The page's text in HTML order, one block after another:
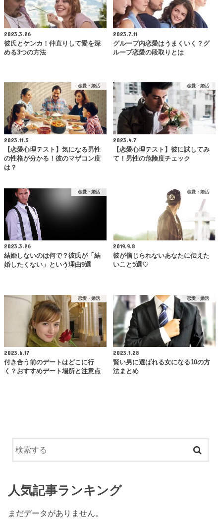
2023.3.26
彼氏とケンカ！仲直りして愛を深
める3つの方法
2023.7.11
グループ内恋愛はうまくいく？グ
ループ恋愛の段取りとは
恋愛・婚活
2023.11.5
【恋愛心理テスト】気になる男性
の性格が分かる！彼のマザコン度
は？
恋愛・婚活
2023.4.7
【恋愛心理テスト】彼に試してみ
て！男性の危険度チェック
恋愛・婚活
2023.3.26
結婚しないのは何で？彼氏が「結
婚したくない」という理由9選
恋愛・婚活
2019.9.8
彼が信じられないあなたに伝えた
いこと5選♡
恋愛・婚活
2023.6.17
付き合う前のデートはどこに行
く？おすすめデート場所と注意点
恋愛・婚活
2023.1.28
賢い男に選ばれる女になる10の方
法まとめ
人気記事ランキング
まだデータがありません。